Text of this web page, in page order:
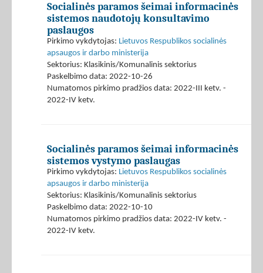
Socialinės paramos šeimai informacinės
sistemos naudotojų konsultavimo
paslaugos
Pirkimo vykdytojas: Lietuvos Respublikos socialinės
apsaugos ir darbo ministerija
Sektorius: Klasikinis/Komunalinis sektorius
Paskelbimo data: 2022-10-26
Numatomos pirkimo pradžios data: 2022-III ketv. -
2022-IV ketv.
Socialinės paramos šeimai informacinės
sistemos vystymo paslaugas
Pirkimo vykdytojas: Lietuvos Respublikos socialinės
apsaugos ir darbo ministerija
Sektorius: Klasikinis/Komunalinis sektorius
Paskelbimo data: 2022-10-10
Numatomos pirkimo pradžios data: 2022-IV ketv. -
2022-IV ketv.